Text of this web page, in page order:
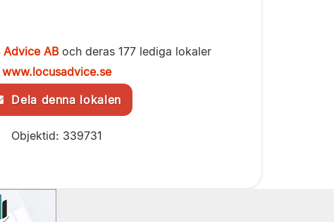
Advice ABoch deras 177 lediga lokaler
www.locusadvice.se
Dela denna lokalen
Objektid: 339731